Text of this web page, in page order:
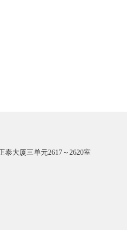
泰大厦三单元2617～2620室